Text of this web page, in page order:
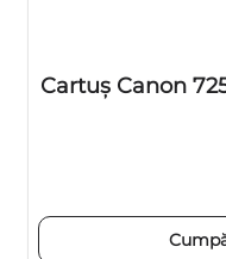
Cartuş Canon